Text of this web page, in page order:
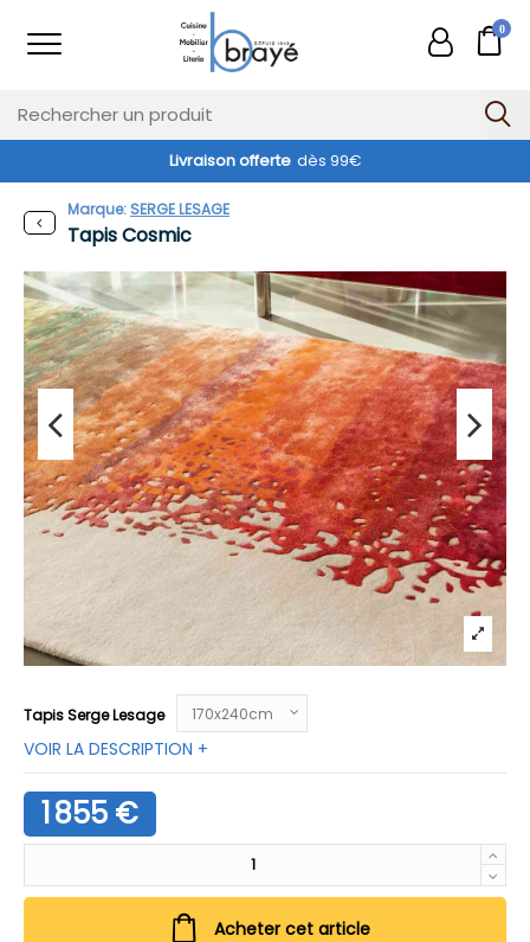
0
Livraison offerte dès 99€
Tapis Cosmic
Marque: SERGE LESAGE
Tapis Serge Lesage
VOIR LA DESCRIPTION +
1 855 €
Acheter cet article